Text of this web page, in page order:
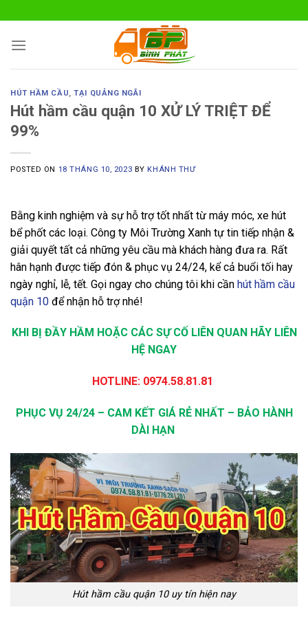
to
content
HÚT HẦM CẦU,TẠI QUẢNG NGÃI
Hút hầm cầu quận 10 XỬ LÝ TRIỆT ĐỂ
99%
POSTED ON 18 THÁNG 10, 2023 BY KHÁNH THƯ
Bằng kinh nghiệm và sự hỗ trợ tốt nhất từ máy móc, xe hút
bể phốt các loại. Công ty Môi Trường Xanh tự tin tiếp nhận &
giải quyết tất cả những yêu cầu mà khách hàng đưa ra. Rất
hân hạnh được tiếp đón & phục vụ 24/24, kể cả buổi tối hay
ngày nghỉ, lễ, tết. Gọi ngay cho chúng tôi khi cần hút hầm cầu
quận 10 để nhận hỗ trợ nhé!
KHI BỊ ĐẦY HẦM HOẶC CÁC SỰ CỐ LIÊN QUAN HÃY LIÊN
HỆ NGAY
HOTLINE: 0974.58.81.81
PHỤC VỤ 24/24 – CAM KẾT GIÁ RẺ NHẤT – BẢO HÀNH
DÀI HẠN
Hút hầm cầu quận 10 uy tín hiện nay